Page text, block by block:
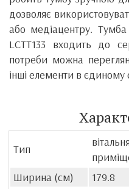
дозволяє
або медіацентру.
LCTT133 входить до
потреби можна
інші елементи в єдиному
Тип
Ширина (см)
179.8